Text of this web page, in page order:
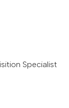
Specialist